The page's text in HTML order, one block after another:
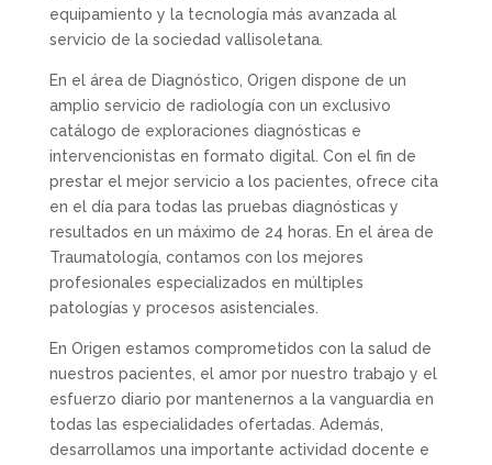
equipamiento y la tecnología más avanzada al
servicio de la sociedad vallisoletana.
En el área de Diagnóstico, Origen dispone de un
amplio servicio de radiología con un exclusivo
catálogo de exploraciones diagnósticas e
intervencionistas en formato digital. Con el fin de
prestar el mejor servicio a los pacientes, ofrece cita
en el día para todas las pruebas diagnósticas y
resultados en un máximo de 24 horas. En el área de
Traumatología, contamos con los mejores
profesionales especializados en múltiples
patologías y procesos asistenciales.
En Origen estamos comprometidos con la salud de
nuestros pacientes, el amor por nuestro trabajo y el
esfuerzo diario por mantenernos a la vanguardia en
todas las especialidades ofertadas. Además,
desarrollamos una importante actividad docente e